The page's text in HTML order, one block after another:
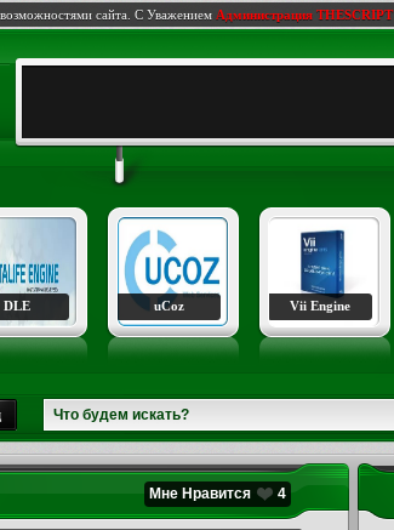
сайта. С Уважением Администрация THESCRIPT
DLE uCoz Vii Engine
Мне Нравится 4